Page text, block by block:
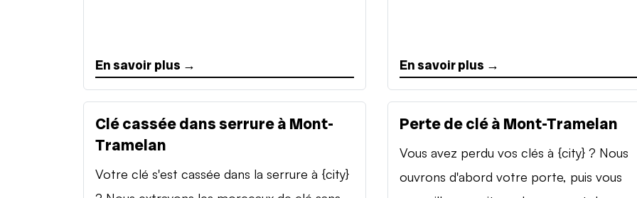
En savoir plus → En savoir plus →
Clé cassée dans serrure à Mont-
Tramelan
Votre clé s'est cassée dans la serrure à {city}
Perte de clé à Mont-Tramelan
Vous avez perdu vos clés à {city} ? Nous
ouvrons d'abord votre porte, puis vous